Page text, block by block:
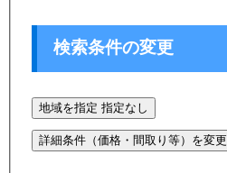
検索条件の変更
地域を指定 指定なし
詳細条件（価格・間取り等）を変更